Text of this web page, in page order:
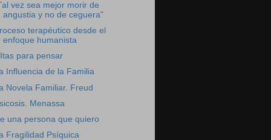
vez sea mejor morir de
angustia y no de ceguera"
terapéutico desde el
enfoque humanista
para pensar
Influencia de la Familia
Novela Familiar. Freud
Menassa
una persona que quiero
Fragilidad Psíquica